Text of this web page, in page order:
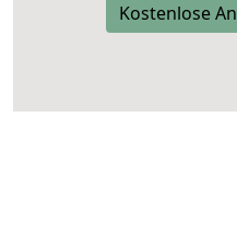
Kostenlose